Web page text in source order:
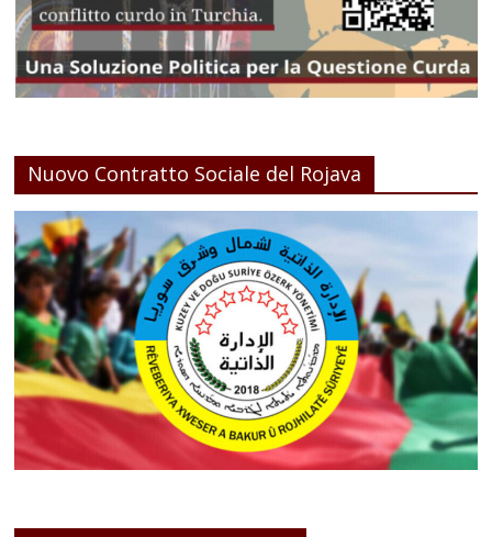
Nuovo Contratto Sociale del Rojava